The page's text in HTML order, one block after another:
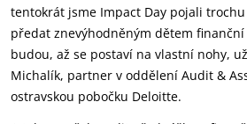
tentokrát jsme Impact Day pojali
předat znevýhodněným dětem
budou, až se postaví na vlastní nohy,
Michalík, partner v oddělení Audit &
ostravskou pobočku Deloitte.